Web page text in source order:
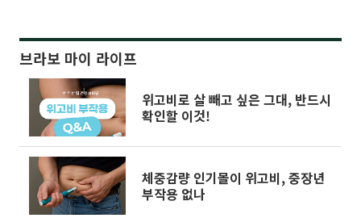
브라보 마이 라이프
위고비로 살 빼고 싶은 그대, 반드시
확인할 이것!
체중감량 인기몰이 위고비, 중장년
부작용 없나